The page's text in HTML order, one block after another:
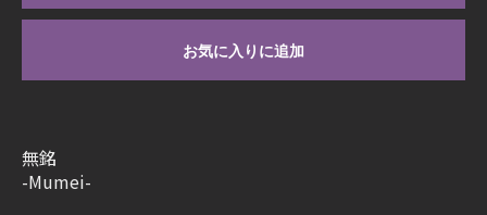
お気に入りに追加
無銘
-Mumei-